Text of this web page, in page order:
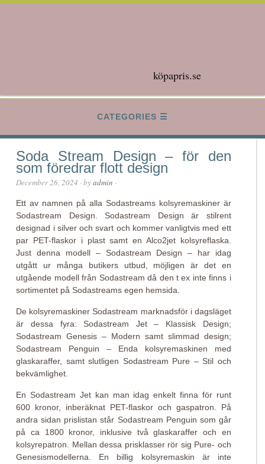
köpapris.se
CATEGORIES
Soda Stream Design – för den
som föredrar flott design
December 26, 2024 · byadmin ·
Ett av namnen på alla Sodastreams kolsyremaskiner är
Sodastream Design. Sodastream Design är stilrent
designad i silver och svart och kommer vanligtvis med ett
par PET-flaskor i plast samt en Alco2jet kolsyreflaska.
Just denna modell – Sodastream Design – har idag
utgått ur många butikers utbud, möjligen är det en
utgående modell från Sodastream då den t ex inte finns i
sortimentet på Sodastreams egen hemsida.
De kolsyremaskiner Sodastream marknadsför i dagsläget
är dessa fyra: Sodastream Jet – Klassisk Design;
Sodastream Genesis – Modern samt slimmad design;
Sodastream Penguin – Enda kolsyremaskinen med
glaskaraffer, samt slutligen Sodastream Pure – Stil och
bekvämlighet.
En Sodastream Jet kan man idag enkelt finna för runt
600 kronor, inberäknat PET-flaskor och gaspatron. På
andra sidan prislistan står Sodastream Penguin som går
på ca 1800 kronor, inklusive två glaskaraffer och en
kolsyrepatron. Mellan dessa prisklasser rör sig Pure- och
Genesismodellerna. En billig kolsyremaskin är inte